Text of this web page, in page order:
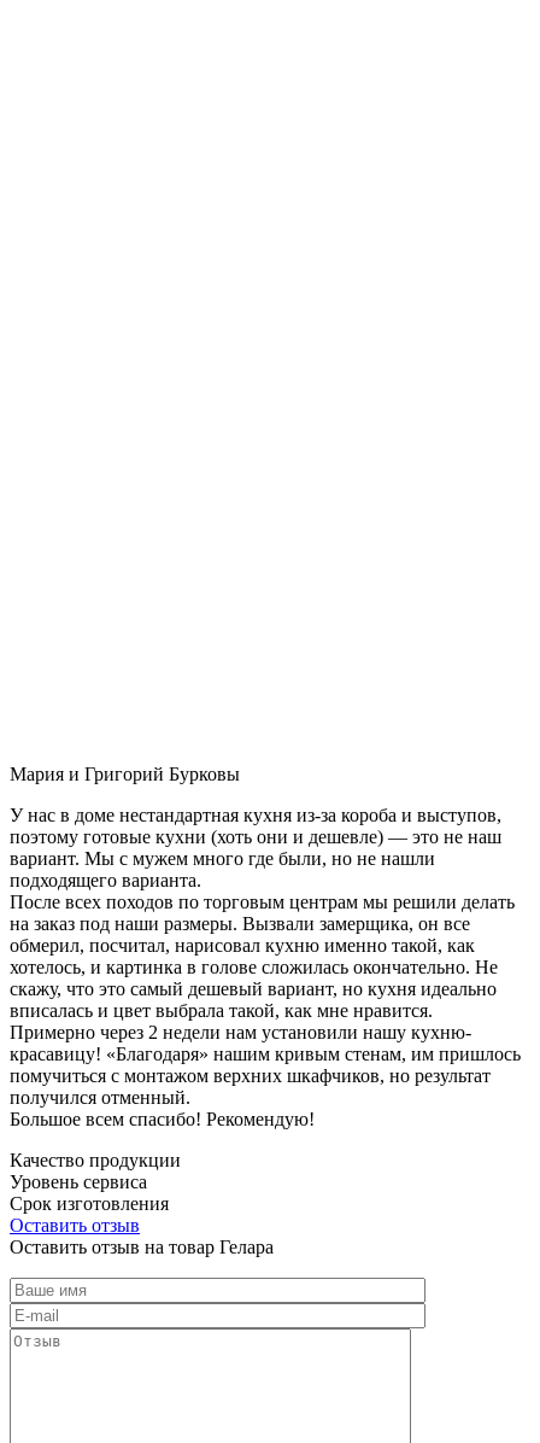
Мария и Григорий Бурковы
У нас в доме нестандартная кухня из-за короба и выступов,
поэтому готовые кухни (хоть они и дешевле) — это не наш
вариант. Мы с мужем много где были, но не нашли
подходящего варианта.
После всех походов по торговым центрам мы решили делать
на заказ под наши размеры. Вызвали замерщика, он все
обмерил, посчитал, нарисовал кухню именно такой, как
хотелось, и картинка в голове сложилась окончательно. Не
скажу, что это самый дешевый вариант, но кухня идеально
вписалась и цвет выбрала такой, как мне нравится.
Примерно через 2 недели нам установили нашу кухню-
красавицу! «Благодаря» нашим кривым стенам, им пришлось
помучиться с монтажом верхних шкафчиков, но результат
получился отменный.
Большое всем спасибо! Рекомендую!
Качество продукции
Уровень сервиса
Срок изготовления
Оставить отзыв
Оставить отзыв на товар Гелара